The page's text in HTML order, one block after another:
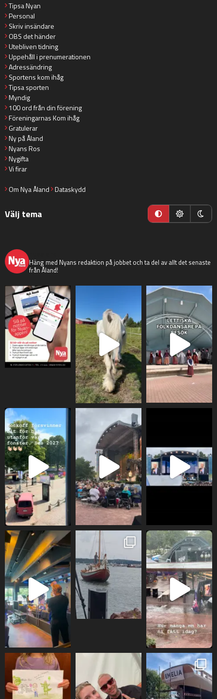
Tipsa Nyan
Personal
Skriv insändare
OBS det händer
Utebliven tidning
Uppehåll i prenumerationen
Adressändring
Sportens kom ihåg
Tipsa sporten
Myndig
100 ord från din förening
Föreningarnas Kom ihåg
Gratulerar
Ny på Åland
Nyans Ros
Nygifta
Vi firar
Om Nya Åland Dataskydd
Välj tema
Häng med Nyans redaktion på jobbet och ta del av allt det senaste
från Åland!